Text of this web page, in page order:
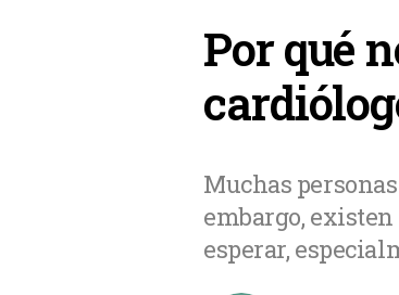
Por qué
Muchas
embargo,
esperar,